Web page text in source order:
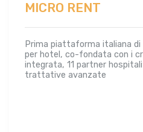
MICRO RENT
Prima piattaforma italiana
per hotel, co-fondata con i
integrata, 11 partner
trattative avanzate